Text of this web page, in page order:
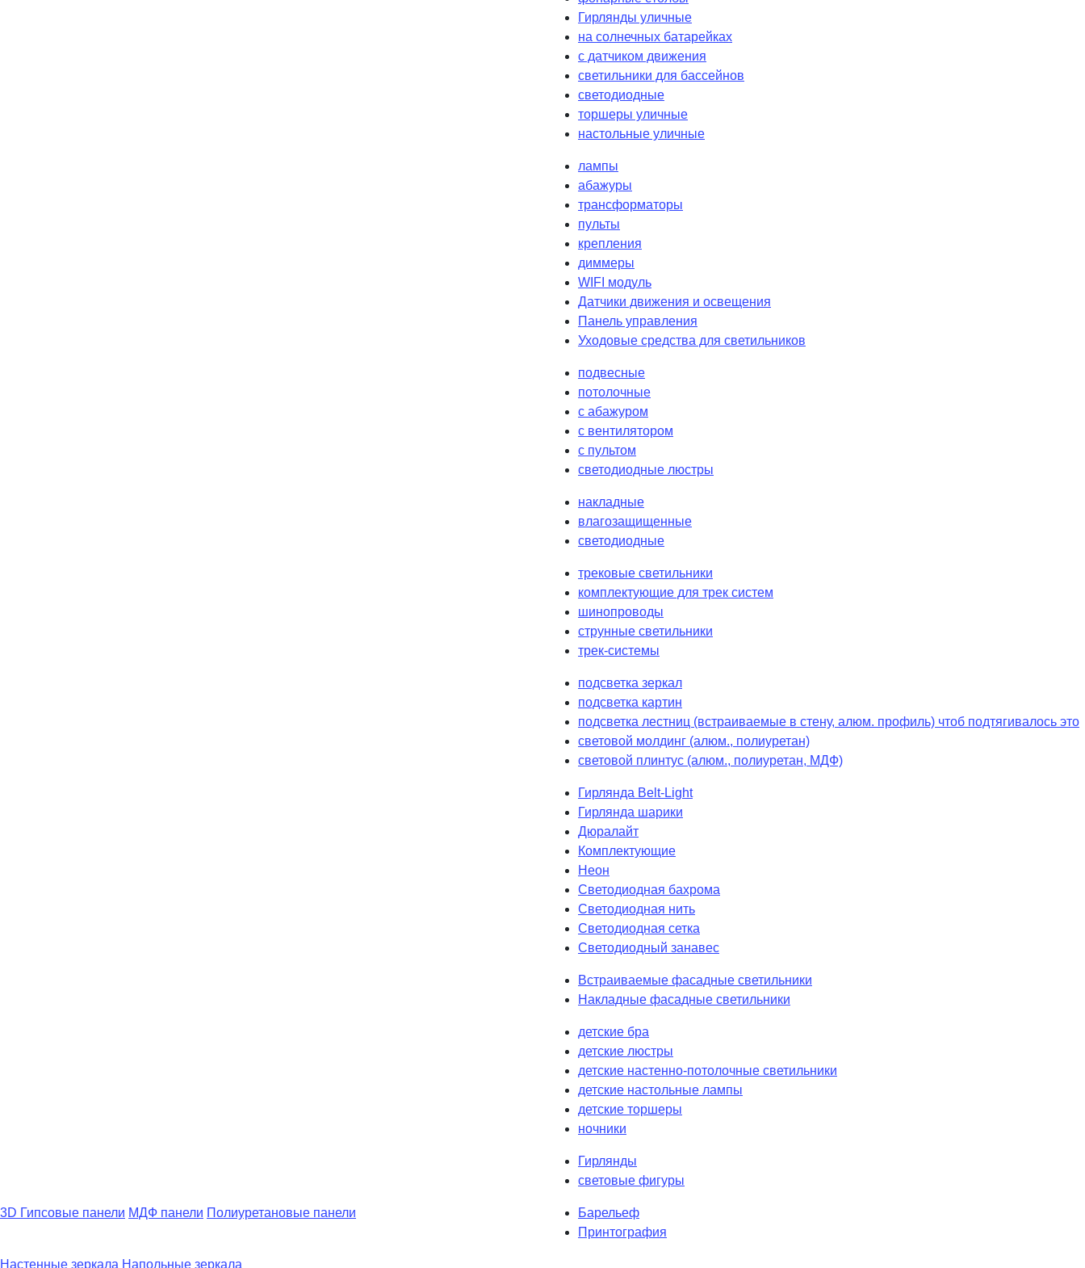
Гирлянды уличные
на солнечных батарейках
с датчиком движения
светильники для бассейнов
светодиодные
торшеры уличные
настольные уличные
лампы
абажуры
трансформаторы
пульты
крепления
диммеры
WIFI модуль
Датчики движения и освещения
Панель управления
Уходовые средства для светильников
подвесные
потолочные
с абажуром
с вентилятором
с пультом
светодиодные люстры
накладные
влагозащищенные
светодиодные
трековые светильники
комплектующие для трек систем
шинопроводы
струнные светильники
трек-системы
подсветка зеркал
подсветка картин
подсветка лестниц (встраиваемые в стену, алюм. профиль) чтоб подтягивалось это
световой молдинг (алюм., полиуретан)
световой плинтус (алюм., полиуретан, МДФ)
Гирлянда Belt-Light
Гирлянда шарики
Дюралайт
Комплектующие
Неон
Светодиодная бахрома
Светодиодная нить
Светодиодная сетка
Светодиодный занавес
Встраиваемые фасадные светильники
Накладные фасадные светильники
детские бра
детские люстры
детские настенно-потолочные светильники
детские настольные лампы
детские торшеры
ночники
Гирлянды
световые фигуры
3D Гипсовые панели МДФ панели Полиуретановые панели
Барельеф
Принтография
Настенные зеркала Напольные зеркала